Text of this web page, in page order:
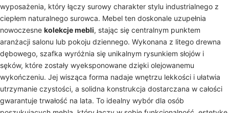
wyposażenia, który łączy surowy charakter stylu industrialnego z
ciepłem naturalnego surowca. Mebel ten doskonale uzupełnia
nowoczesne kolekcje mebli, stając się centralnym punktem
aranżacji salonu lub pokoju dziennego. Wykonana z litego drewna
dębowego, szafka wyróżnia się unikalnym rysunkiem słojów i
sęków, które zostały wyeksponowane dzięki olejowanemu
wykończeniu. Jej wisząca forma nadaje wnętrzu lekkości i ułatwia
utrzymanie czystości, a solidna konstrukcja dostarczana w całości
gwarantuje trwałość na lata. To idealny wybór dla osób